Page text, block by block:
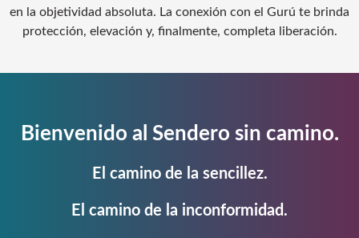
en la objetividad absoluta. La conexión con el Gurú te brinda
protección, elevación y, finalmente, completa liberación.
Bienvenido al Sendero sin camino.
El camino de la sencillez.
El camino de la inconformidad.